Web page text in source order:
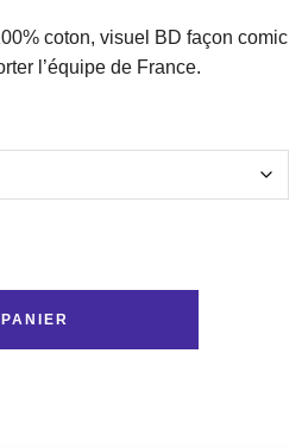
coton, visuel BD façon comic
l’équipe de France.